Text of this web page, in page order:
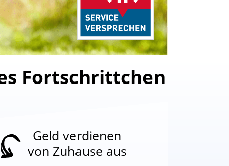
Fortschrittchen
Geld verdienen
von Zuhause aus